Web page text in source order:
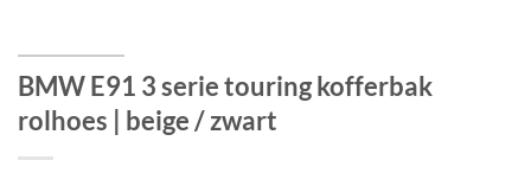
BMW E91 3 serie touring kofferbak
rolhoes | beige / zwart